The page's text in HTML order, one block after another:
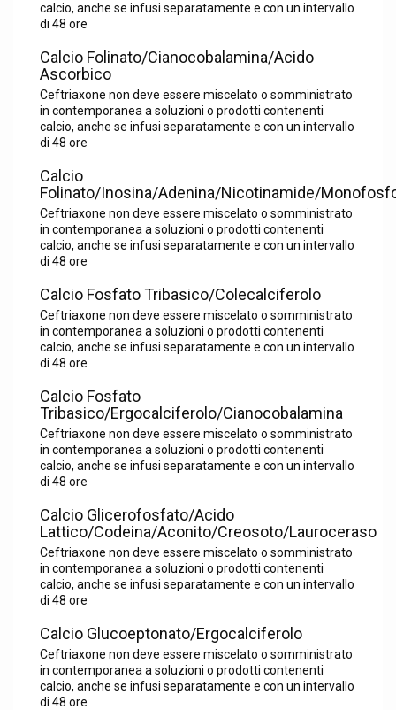
calcio, anche se infusi separatamente e con un intervallo
di 48 ore
Calcio Folinato/Cianocobalamina/Acido
Ascorbico
Ceftriaxone non deve essere miscelato o somministrato
in contemporanea a soluzioni o prodotti contenenti
calcio, anche se infusi separatamente e con un intervallo
di 48 ore
Calcio
Folinato/Inosina/Adenina/Nicotinamide/
Ceftriaxone non deve essere miscelato o somministrato
in contemporanea a soluzioni o prodotti contenenti
calcio, anche se infusi separatamente e con un intervallo
di 48 ore
Calcio Fosfato Tribasico/Colecalciferolo
Ceftriaxone non deve essere miscelato o somministrato
in contemporanea a soluzioni o prodotti contenenti
calcio, anche se infusi separatamente e con un intervallo
di 48 ore
Calcio Fosfato
Tribasico/Ergocalciferolo/Cianocobalamina
Ceftriaxone non deve essere miscelato o somministrato
in contemporanea a soluzioni o prodotti contenenti
calcio, anche se infusi separatamente e con un intervallo
di 48 ore
Calcio Glicerofosfato/Acido
Lattico/Codeina/Aconito/Creosoto/Lauroceraso
Ceftriaxone non deve essere miscelato o somministrato
in contemporanea a soluzioni o prodotti contenenti
calcio, anche se infusi separatamente e con un intervallo
di 48 ore
Calcio Glucoeptonato/Ergocalciferolo
Ceftriaxone non deve essere miscelato o somministrato
in contemporanea a soluzioni o prodotti contenenti
calcio, anche se infusi separatamente e con un intervallo
di 48 ore